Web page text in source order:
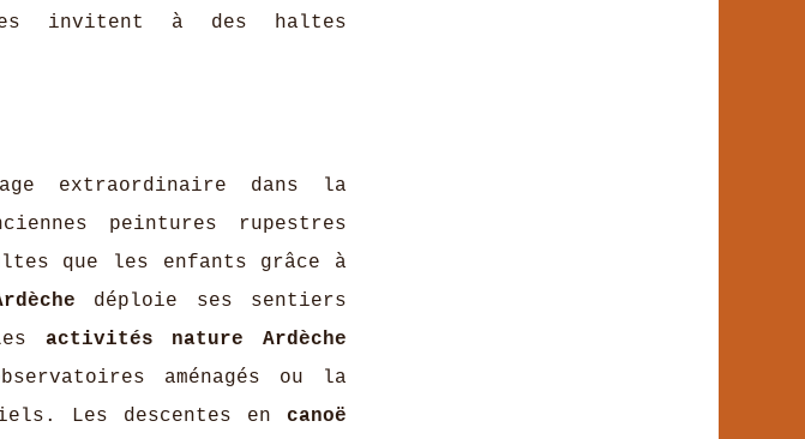
invitent à des haltes
extraordinaire dans la
peintures rupestres
que les enfants grâce à
déploie ses sentiers
activités nature Ardèche
aménagés ou la
Les descentes en canoë